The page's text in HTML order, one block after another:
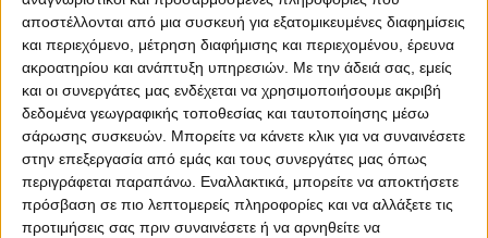
αποστέλλονται από μια συσκευή για εξατομικευμένες διαφημίσεις
και περιεχόμενο, μέτρηση διαφήμισης και περιεχομένου, έρευνα
ακροατηρίου και ανάπτυξη υπηρεσιών. Με την άδειά σας, εμείς
και οι συνεργάτες μας ενδέχεται να χρησιμοποιήσουμε ακριβή
δεδομένα γεωγραφικής τοποθεσίας και ταυτοποίησης μέσω
σάρωσης συσκευών. Μπορείτε να κάνετε κλικ για να συναινέσετε
στην επεξεργασία από εμάς και τους συνεργάτες μας όπως
περιγράφεται παραπάνω. Εναλλακτικά, μπορείτε να αποκτήσετε
πρόσβαση σε πιο λεπτομερείς πληροφορίες και να αλλάξετε τις
προτιμήσεις σας πριν συναινέσετε ή να αρνηθείτε να
Designed & developed byporcupine colors&Fotis Alexandrou